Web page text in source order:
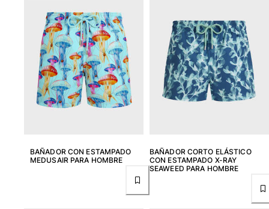
BAÑADOR CON ESTAMPADO
MEDUSAIR PARA HOMBRE
BAÑADOR CORTO ELÁSTICO
CON ESTAMPADO X-RAY
SEAWEED PARA HOMBRE